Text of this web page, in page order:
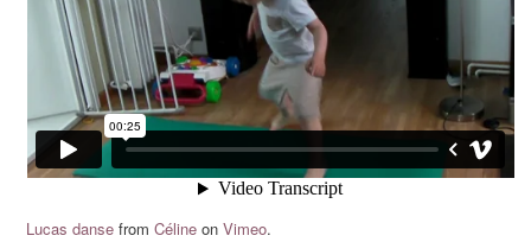
Lucas danse fromCéline onVimeo.